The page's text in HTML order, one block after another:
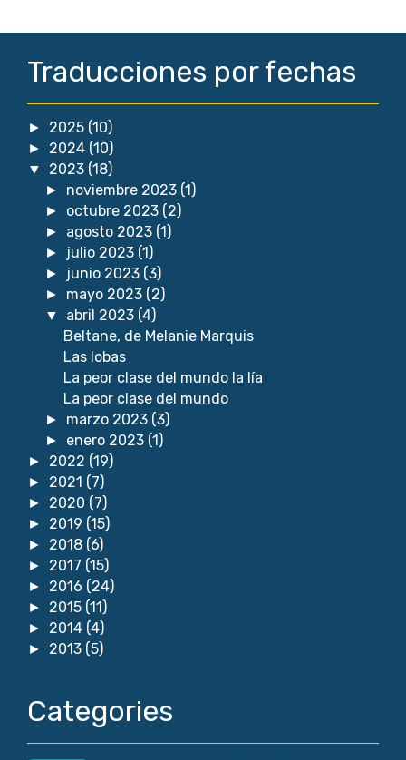
Traducciones por fechas
► 2025 (10)
► 2024 (10)
▼ 2023 (18)
► noviembre 2023 (1)
► octubre 2023 (2)
► agosto 2023 (1)
► julio 2023 (1)
► junio 2023 (3)
► mayo 2023 (2)
▼ abril 2023 (4)
Beltane, de Melanie Marquis
Las lobas
La peor clase del mundo la lía
La peor clase del mundo
► marzo 2023 (3)
► enero 2023 (1)
► 2022 (19)
► 2021 (7)
► 2020 (7)
► 2019 (15)
► 2018 (6)
► 2017 (15)
► 2016 (24)
► 2015 (11)
► 2014 (4)
► 2013 (5)
Categories